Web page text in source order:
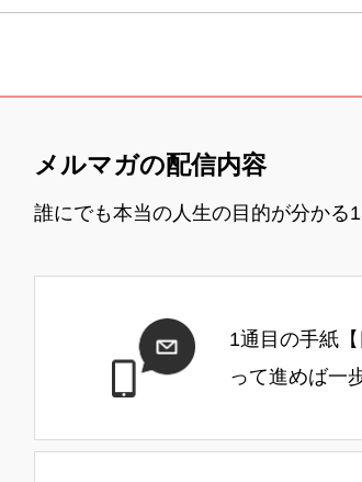
メルマガの配信内容
誰にでも本当の人生の目的が分かる
1通目の手紙
って進めば一